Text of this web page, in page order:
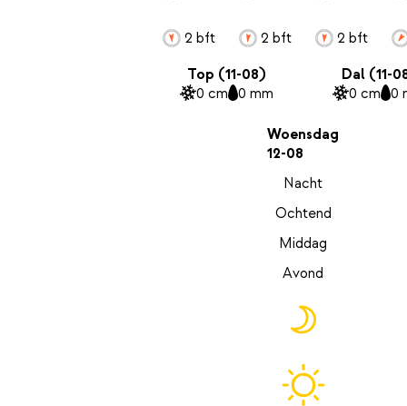
2 bft 2 bft 2 bft
Top (11-08)
0 cm 0 mm
Dal (11-
0 cm 0
Woensdag
12-08
Nacht
Ochtend
Middag
Avond